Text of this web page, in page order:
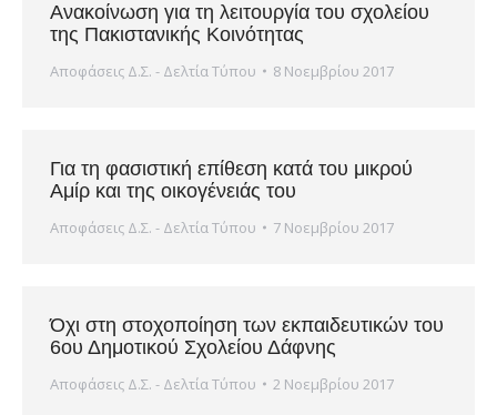
Ανακοίνωση για τη λειτουργία του σχολείου
της Πακιστανικής Κοινότητας
Αποφάσεις Δ.Σ. - Δελτία Τύπου 8 Νοεμβρίου 2017
Για τη φασιστική επίθεση κατά του μικρού
Αμίρ και της οικογένειάς του
Αποφάσεις Δ.Σ. - Δελτία Τύπου 7 Νοεμβρίου 2017
Όχι στη στοχοποίηση των εκπαιδευτικών του
6ου Δημοτικού Σχολείου Δάφνης
Αποφάσεις Δ.Σ. - Δελτία Τύπου 2 Νοεμβρίου 2017